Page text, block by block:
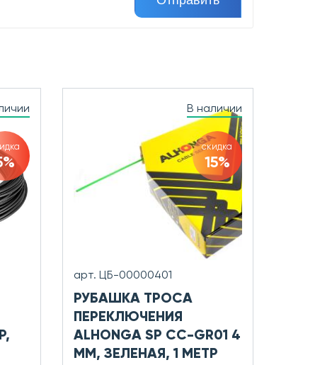
В наличии
скидка
15%
арт. ЦБ-00000401
РУБАШКА ТРОСА
ПЕРЕКЛЮЧЕНИЯ
ALHONGA SP CC-GR01 4
ММ, ЗЕЛЕНАЯ, 1 МЕТР